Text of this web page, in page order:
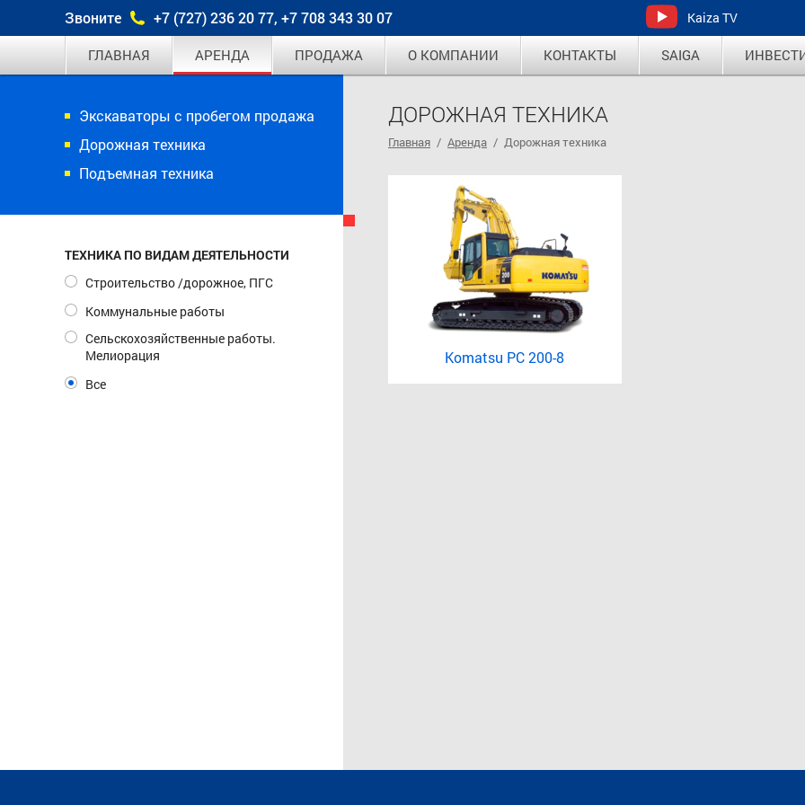
Звоните +7 (727) 236 20 77, +7 708 343 30 07 Kaiza TV
ГЛАВНАЯ АРЕНДА ПРОДАЖА О КОМПАНИИ КОНТАКТЫ SAIGA
ДОРОЖНАЯ ТЕХНИКА
Главная / Аренда / Дорожная техника
Komatsu PC 200-8
Экскаваторы с пробегом продажа
Дорожная техника
Подъемная техника
ТЕХНИКА ПО ВИДАМ ДЕЯТЕЛЬНОСТИ
Строительство /дорожное, ПГС
Коммунальные работы
Сельскохозяйственные работы.
Мелиорация
Все